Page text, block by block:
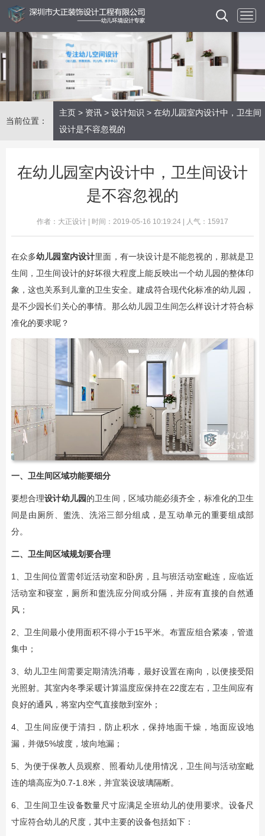
当前位置：
主页 > 资讯 > 设计知识 > 在幼儿园室内设计中，卫生间
设计是不容忽视的
在幼儿园室内设计中，卫生间设计
是不容忽视的
作者：大正设计 | 时间：2019-05-16 10:19:24 | 人气：15917
在众多幼儿园室内设计里面，有一块设计是不能忽视的，那就是卫
生间，卫生间设计的好坏很大程度上能反映出一个幼儿园的整体印
象，这也关系到儿童的卫生安全。建成符合现代化标准的幼儿园，
是不少园长们关心的事情。那么幼儿园卫生间怎么样设计才符合标
准化的要求呢？
一、卫生间区域功能要细分
要想合理设计幼儿园的卫生间，区域功能必须齐全，标准化的卫生
间是由厕所、盥洗、洗浴三部分组成，是互动单元的重要组成部
分。
二、卫生间区域规划要合理
1、卫生间位置需邻近活动室和卧房，且与班活动室毗连，应临近
活动室和寝室，厕所和盥洗应分间或分隔，并应有直接的自然通
风；
2、卫生间最小使用面积不得小于15平米。布置应组合紧凑，管道
集中；
3、幼儿卫生间需要定期清洗消毒，最好设置在南向，以便接受阳
光照射。其室内冬季采暖计算温度应保持在22度左右，卫生间应有
良好的通风，将室内空气直接散到室外；
4、卫生间应便于清扫，防止积水，保持地面干燥，地面应设地
漏，并做5%坡度，坡向地漏；
5、为便于保教人员观察、照看幼儿使用情况，卫生间与活动室毗
连的墙高应为0.7-1.8米，并宜装设玻璃隔断。
6、卫生间卫生设备数量尺寸应满足全班幼儿的使用要求。设备尺
寸应符合幼儿的尺度，其中主要的设备包括如下：